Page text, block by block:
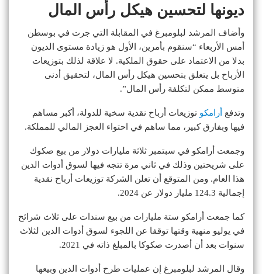
ديونها لتحسين هيكل رأس المال
وأضاف المرشد لبلومبرغ في المقابلة التي جرت في بوسطن
أمس الأربعاء “سنقوم بأمرين، الأول هو زيادة مستوى الديون
بدلا من الاعتماد على حقوق الملكية. لا علاقة لذلك بتوزيعات
الأرباح بل يتعلق بتحسين هيكل رأس المال، لتحقيق أدنى
متوسط ممكن لتكلفة رأس المال”.
وتدفع أرامكو توزيعات أرباح نقدية سخية للدولة، أكبر مساهم
فيها وبفارق كبير، مما ساهم في احتواء العجز المالي للمملكة.
وجمعت أرامكو في سبتمبر ثلاثة مليارات دولار من بيع صكوك
على شريحتين وذلك في ثاني مرة تتجه فيها لسوق أدوات الدين
هذا العام. ومن المتوقع أن تعلن الشركة توزيعات أرباح نقدية
إجمالية 124.3 مليار دولار عن 2024.
كما جمعت أرامكو ستة مليارات من بيع سندات على ثلاث شرائح
في يوليو منهية وقتها توقفا عن اللجوء لسوق أدوات الدين لثلاث
سنوات بعد أن أصدرت صكوكا بالمبلغ ذاته في 2021.
وقال المرشد لبلومبرغ إن عمليات طرح أدوات الدين وبيعها